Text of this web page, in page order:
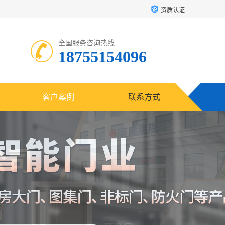
资质认证
全国服务咨询热线:
18755154096
客户案例 联系方式